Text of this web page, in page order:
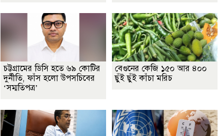
চট্টগ্রামের ডিসি হতে ৬৯ কোটির
দুর্নীতি, ফাঁস হলো উপসচিবের
‘সম্মতিপত্র’
বেগুনের কেজি ১৫০ আর ৪০০
ছুঁই ছুঁই কাঁচা মরিচ